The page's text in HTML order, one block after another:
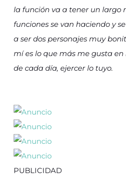
la función va a tener un largo
funciones se van haciendo y
a ser dos personajes muy
mí es lo que más me gusta en
de cada día, ejercer lo tuyo.
PUBLICIDAD